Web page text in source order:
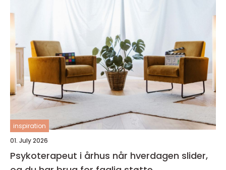
inspiration
01. July 2026
Psykoterapeut i århus når hverdagen slider,